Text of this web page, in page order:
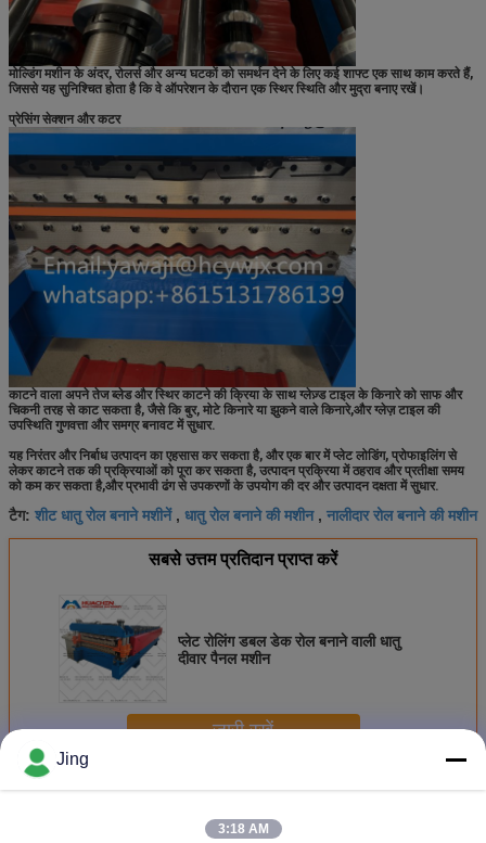
मोल्डिंग मशीन के अंदर, रोलर्स और अन्य घटकों को समर्थन देने के लिए कई शाफ्ट एक साथ काम करते हैं,
जिससे यह सुनिश्चित होता है कि वे ऑपरेशन के दौरान एक स्थिर स्थिति और मुद्रा बनाए रखें।
प्रेसिंग सेक्शन और कटर
काटने वाला अपने तेज ब्लेड और स्थिर काटने की क्रिया के साथ ग्लेज़्ड टाइल के किनारे को साफ और
चिकनी तरह से काट सकता है, जैसे कि बुर, मोटे किनारे या झुकने वाले किनारे,और ग्लेज़ टाइल की
उपस्थिति गुणवत्ता और समग्र बनावट में सुधार.
यह निरंतर और निर्बाध उत्पादन का एहसास कर सकता है, और एक बार में प्लेट लोडिंग, प्रोफाइलिंग से
लेकर काटने तक की प्रक्रियाओं को पूरा कर सकता है, उत्पादन प्रक्रिया में ठहराव और प्रतीक्षा समय
को कम कर सकता है,और प्रभावी ढंग से उपकरणों के उपयोग की दर और उत्पादन दक्षता में सुधार.
टैग: शीट धातु रोल बनाने मशीनें, धातु रोल बनाने की मशीन, नालीदार रोल बनाने की मशीन
सबसे उत्तम प्रतिदान प्राप्त करें
प्लेट रोलिंग डबल डेक रोल बनाने वाली धातु
दीवार पैनल मशीन
जारी रखें
अधिकडबल परत मशीन बनाने रोल
Jing
3:18 AM